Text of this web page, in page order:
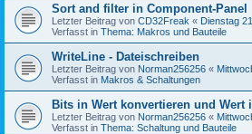
Sort and filter in Component-Panel
Letzter Beitrag von CD32Freak « Dienstag
Verfasst in Thema: Makros und Bauteile
WriteLine - Dateischreiben
Letzter Beitrag von Norman256256 «
Verfasst in Makros & Schaltungen
Bits in Wert konvertieren und Wert
Letzter Beitrag von Norman256256 «
Verfasst in Thema: Schaltung und Bauteile